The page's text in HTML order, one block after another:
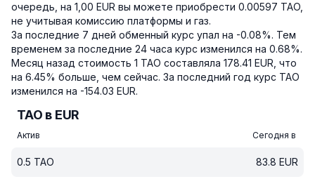
очередь, на 1,00 EUR вы можете приобрести 0.00597 TAO,
не учитывая комиссию платформы и газ.
За последние 7 дней обменный курс упал на -0.08%. Тем
временем за последние 24 часа курс изменился на 0.68%.
Месяц назад стоимость 1 TAO составляла 178.41 EUR, что
на 6.45% больше, чем сейчас. За последний год курс TAO
изменился на -154.03 EUR.
TAO в EUR
Актив Сегодня в
0.5 TAO 83.8 EUR